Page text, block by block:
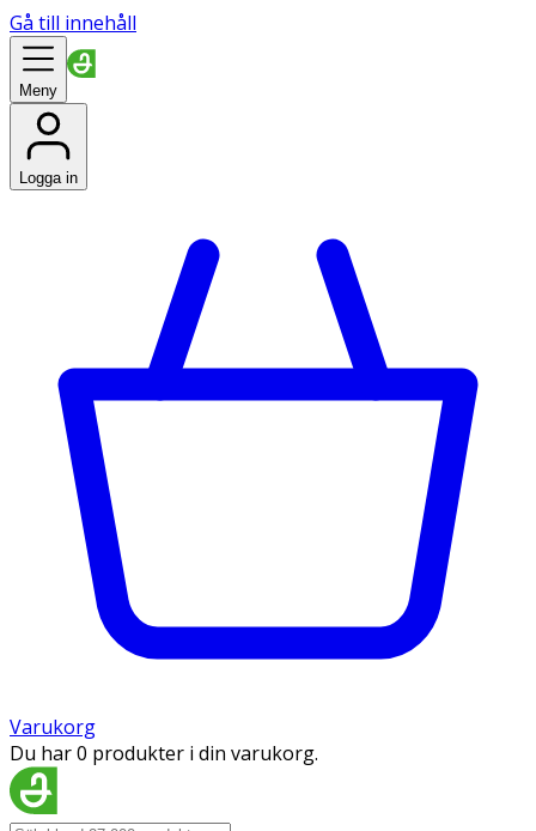
Gå till innehåll
Meny
Logga in
Varukorg
Du har 0 produkter i din varukorg.